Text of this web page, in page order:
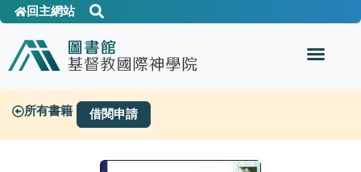
回主網站
所有書籍 借閱申請